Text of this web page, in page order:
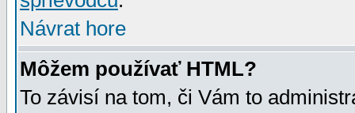
Návrat hore
Môžem používať HTML?
To závisí na tom, či Vám to